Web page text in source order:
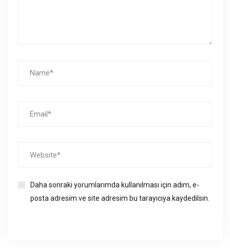
Daha sonraki yorumlarımda kullanılması için adım, e-
posta adresim ve site adresim bu tarayıcıya kaydedilsin.